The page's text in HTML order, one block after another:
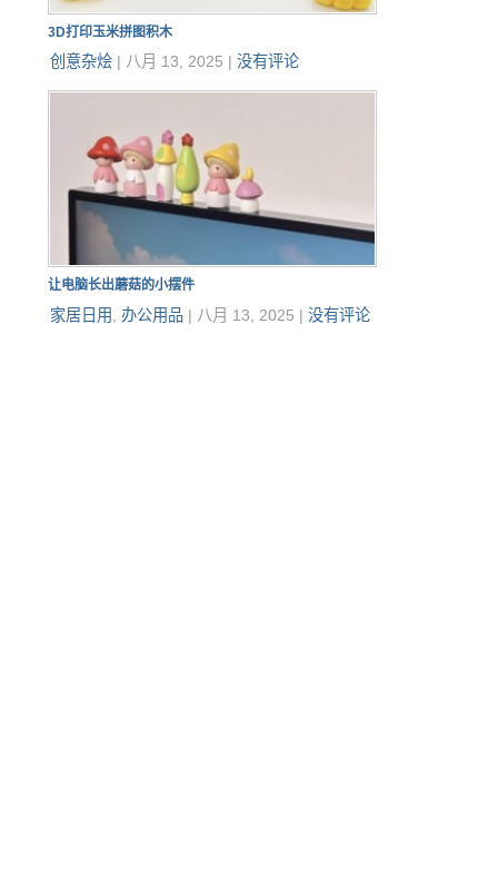
3D打印玉米拼图积木
创意杂烩| 八月 13, 2025 | 没有评论
让电脑长出蘑菇的小摆件
家居日用 办公用品| 八月 13, 2025 | 没有评论